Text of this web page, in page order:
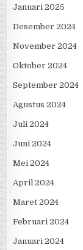
Januari 2025
Desember 2024
November 2024
Oktober 2024
September 2024
Agustus 2024
Juli 2024
Juni 2024
Mei 2024
April 2024
Maret 2024
Februari 2024
Januari 2024